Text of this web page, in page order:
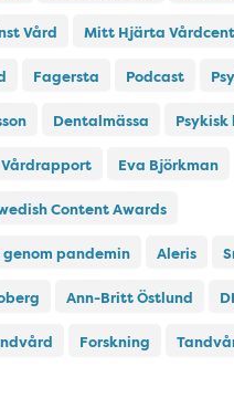
Vård Mitt Hjärta
Fagersta Podcast
Dentalmässa Psykisk
Vårdrapport Eva Björkman
Content Awards
pandemin Aleris
Ann-Britt Östlund
Forskning